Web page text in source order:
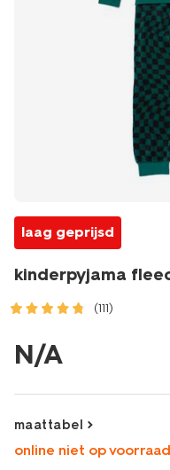
laag geprijsd
kinderpyjama
(111)
fleece-
ruiten-
23030840GREEN.html
N/A
maattabel
online niet op